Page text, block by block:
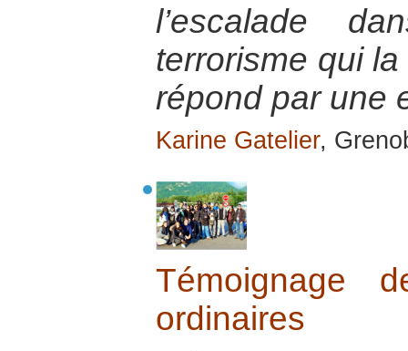
l’escalade
terrorisme qui
répond par une
Karine Gatelier,
Témoignage
ordinaires